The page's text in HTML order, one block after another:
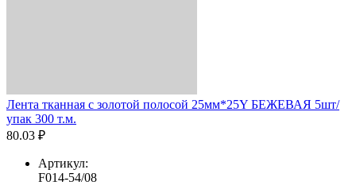
Лента тканная с золотой полосой 25мм*25Y БЕЖЕВАЯ 5шт/
упак 300 т.м.
80.03 ₽
Артикул:
F014-54/08